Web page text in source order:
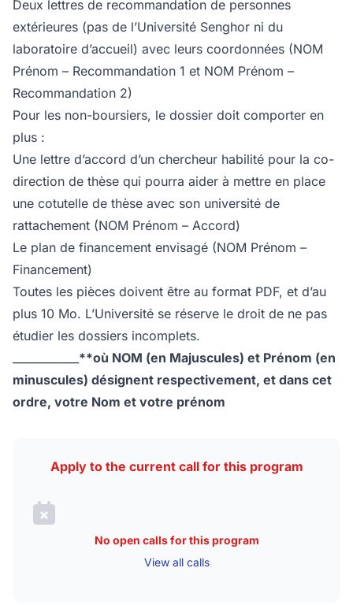
Deux lettres de recommandation de personnes
extérieures (pas de l’Université Senghor ni du
laboratoire d’accueil) avec leurs coordonnées (NOM
Prénom – Recommandation 1 et NOM Prénom –
Recommandation 2)
Pour les non-boursiers, le dossier doit comporter en
plus :
Une lettre d’accord d’un chercheur habilité pour la co-
direction de thèse qui pourra aider à mettre en place
une cotutelle de thèse avec son université de
rattachement (NOM Prénom – Accord)
Le plan de financement envisagé (NOM Prénom –
Financement)
Toutes les pièces doivent être au format PDF, et d’au
plus 10 Mo. L’Université se réserve le droit de ne pas
étudier les dossiers incomplets.
**où NOM (en Majuscules) et Prénom (en
minuscules) désignent respectivement, et dans cet
ordre, votre Nom et votre prénom
Apply to the current call for this program
No open calls for this program
View all calls